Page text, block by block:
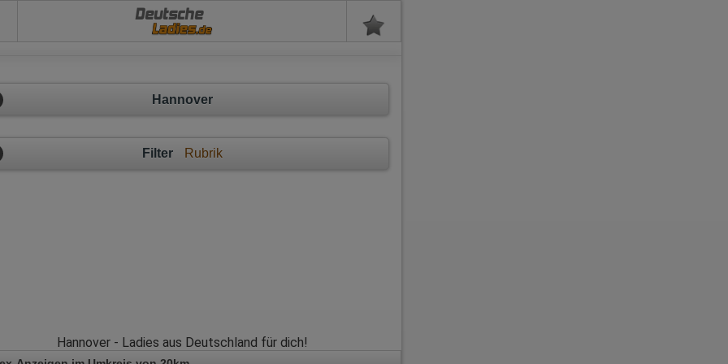
Deutsche
Hannover
Filter Rubrik
Hannover - Ladies aus Deutschland für dich!